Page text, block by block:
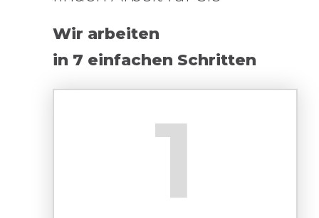
Wir arbeiten
in 7 einfachen Schritten
1